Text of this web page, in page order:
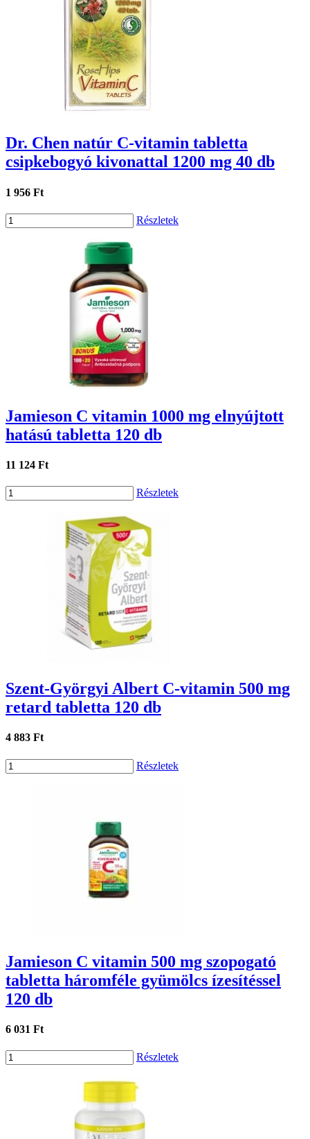
Dr. Chen natúr C-vitamin tabletta
csipkebogyó kivonattal 1200 mg 40 db
1 956 Ft
Részletek
Jamieson C vitamin 1000 mg elnyújtott
hatású tabletta 120 db
11 124 Ft
Részletek
Szent-Györgyi Albert C-vitamin 500 mg
retard tabletta 120 db
4 883 Ft
Részletek
Jamieson C vitamin 500 mg szopogató
tabletta háromféle gyümölcs ízesítéssel
120 db
6 031 Ft
Részletek